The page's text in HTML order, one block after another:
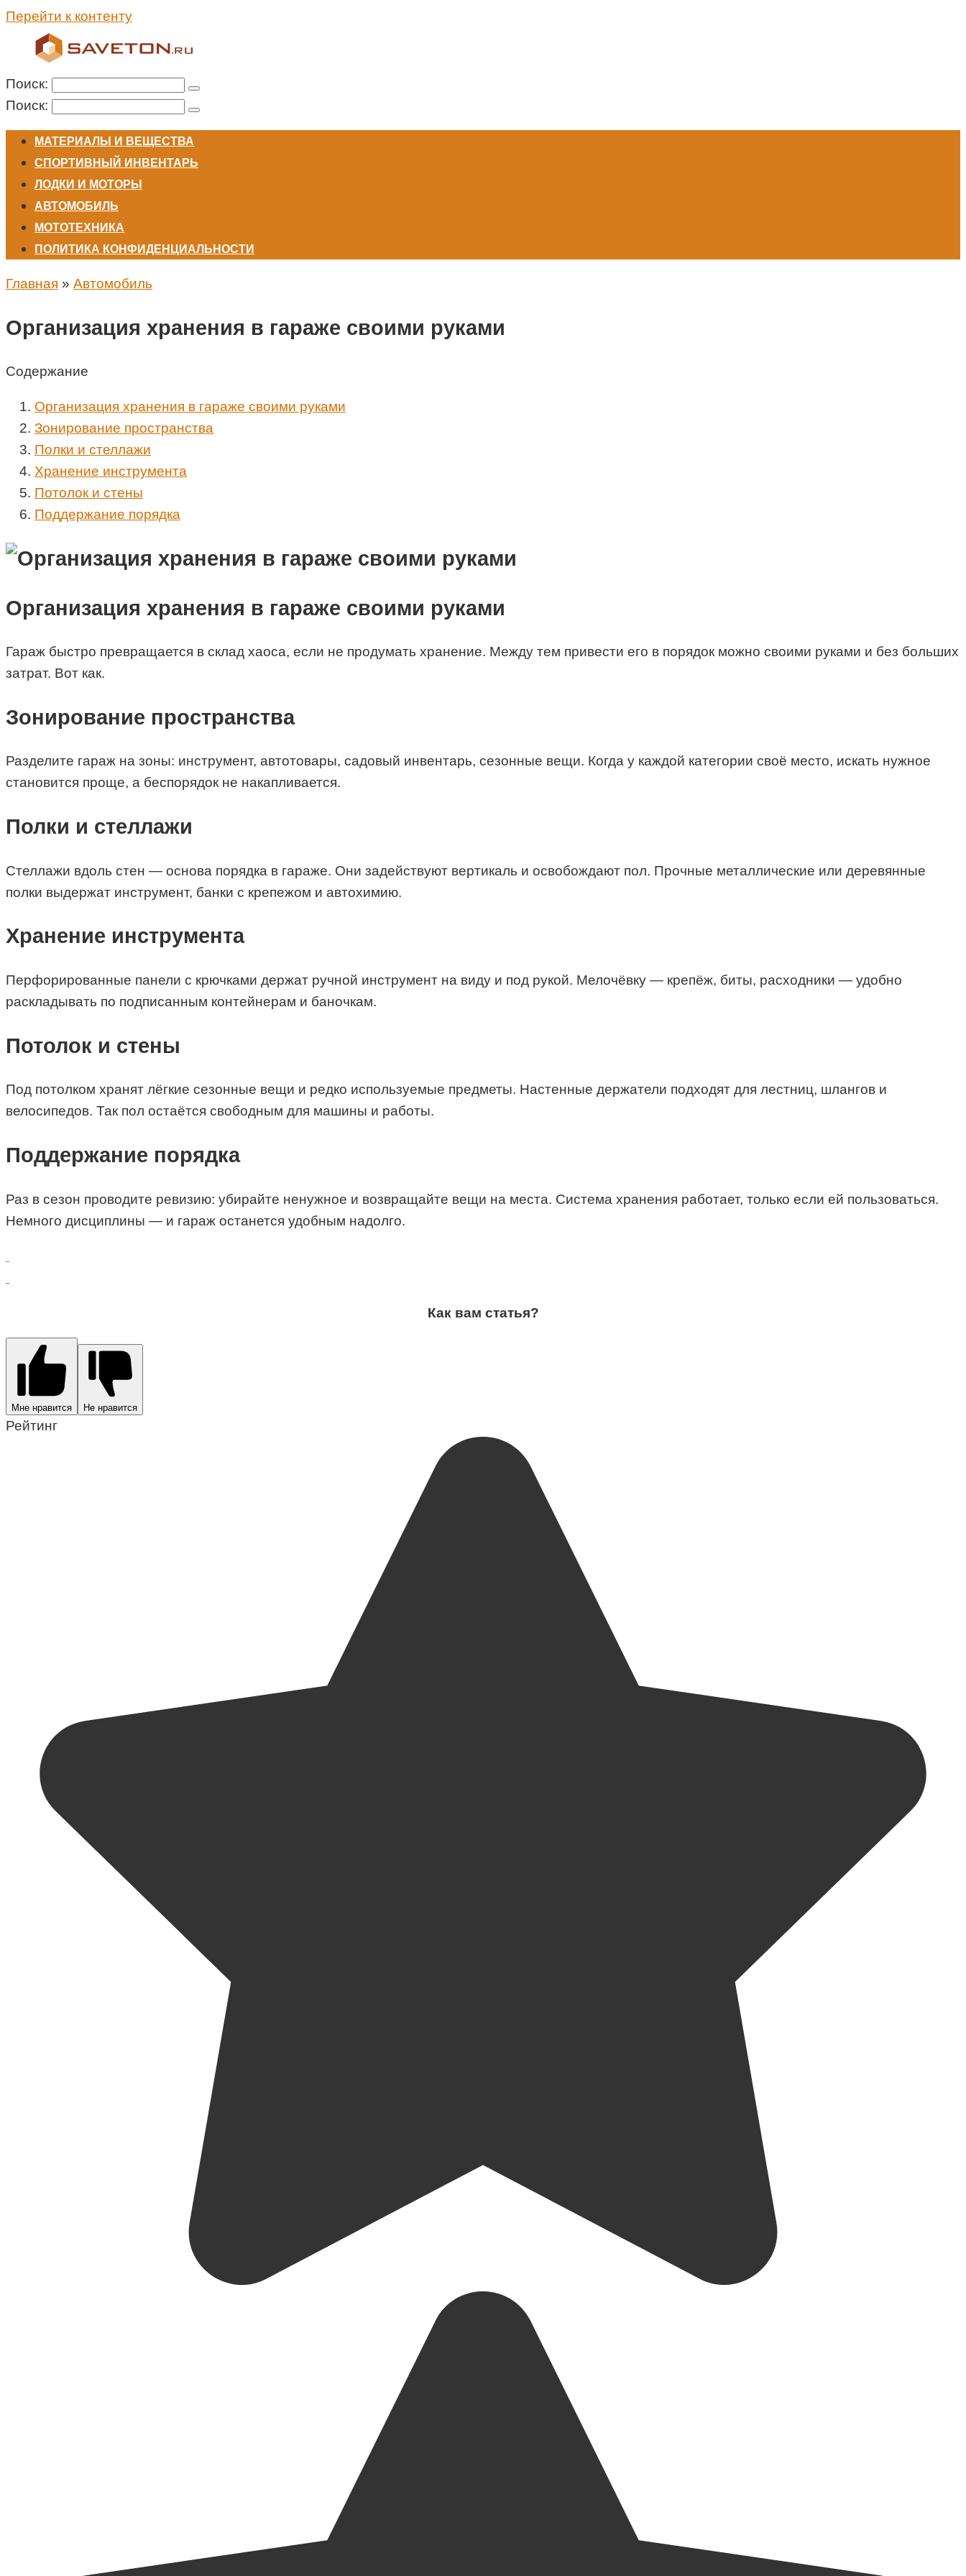
Перейти к контенту
Поиск:
Поиск:
МАТЕРИАЛЫ И ВЕЩЕСТВА
СПОРТИВНЫЙ ИНВЕНТАРЬ
ЛОДКИ И МОТОРЫ
АВТОМОБИЛЬ
МОТОТЕХНИКА
ПОЛИТИКА КОНФИДЕНЦИАЛЬНОСТИ
Главная » Автомобиль
Организация хранения в гараже своими руками
Содержание
Организация хранения в гараже своими руками
Зонирование пространства
Полки и стеллажи
Хранение инструмента
Потолок и стены
Поддержание порядка
Организация хранения в гараже своими руками
Гараж быстро превращается в склад хаоса, если не продумать хранение. Между тем привести его в порядок можно своими руками и без больших
затрат. Вот как.
Зонирование пространства
Разделите гараж на зоны: инструмент, автотовары, садовый инвентарь, сезонные вещи. Когда у каждой категории своё место, искать нужное
становится проще, а беспорядок не накапливается.
Полки и стеллажи
Стеллажи вдоль стен — основа порядка в гараже. Они задействуют вертикаль и освобождают пол. Прочные металлические или деревянные
полки выдержат инструмент, банки с крепежом и автохимию.
Хранение инструмента
Перфорированные панели с крючками держат ручной инструмент на виду и под рукой. Мелочёвку — крепёж, биты, расходники — удобно
раскладывать по подписанным контейнерам и баночкам.
Потолок и стены
Под потолком хранят лёгкие сезонные вещи и редко используемые предметы. Настенные держатели подходят для лестниц, шлангов и
велосипедов. Так пол остаётся свободным для машины и работы.
Поддержание порядка
Раз в сезон проводите ревизию: убирайте ненужное и возвращайте вещи на места. Система хранения работает, только если ей пользоваться.
Немного дисциплины — и гараж останется удобным надолго.
Как вам статья?
Мне нравится Не нравится
Рейтинг